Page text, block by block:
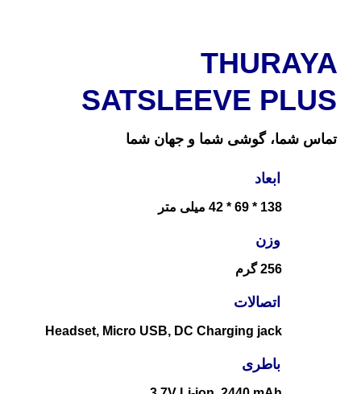
THURAYA
SATSLEEVE PLUS
تماس شما، گوشی شما و جهان شما
ابعاد
وزن
اتصالات
باطری